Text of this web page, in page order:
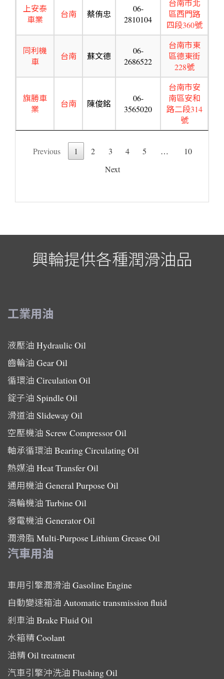
上安泰
車業
台南 蔡侑忠
06-
2810104
台南市北
區西門路
四段360號
同利機
車
台南 蘇文德
06-
2686522
台南市東
區德東街
228號
旗勝車
業
台南 陳俊銘
06-
3565020
台南市安
南區安和
路二段314
號
Previous 1 2 3 4 5 …
10
Next
興輪提供各種潤滑油品
工業用油
液壓油 Hydraulic Oil
齒輪油 Gear Oil
循環油 Circulation Oil
錠子油 Spindle Oil
滑道油 Slideway Oil
空壓機油 Screw Compressor Oil
軸承循環油 Bearing Circulating Oil
熱媒油 Heat Transfer Oil
通用機油 General Purpose Oil
渦輪機油 Turbine Oil
發電機油 Generator Oil
潤滑脂 Multi-Purpose Lithium Grease Oil
汽車用油
車用引擎潤滑油 Gasoline Engine
自動變速箱油 Automatic transmission fluid
剎車油 Brake Fluid Oil
水箱精Coolant
油精Oil treatment
汽車引擎沖洗油 Flushing Oil